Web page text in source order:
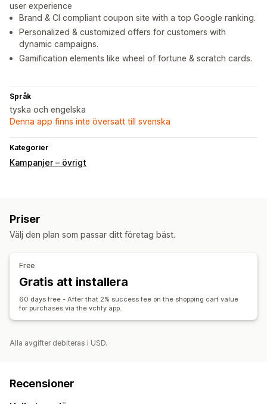
user experience
Brand & CI compliant coupon site with a top Google ranking.
Personalized & customized offers for customers with
dynamic campaigns.
Gamification elements like wheel of fortune & scratch cards.
Språk
tyska och engelska
Denna app finns inte översatt till svenska
Kategorier
Kampanjer – övrigt
Priser
Välj den plan som passar ditt företag bäst.
Free
Gratis att installera
60 days free - After that 2% success fee on the shopping cart value
for purchases via the vchfy app.
Alla avgifter debiteras i USD.
Recensioner